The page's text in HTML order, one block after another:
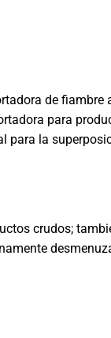
de
para
para la
crudos;